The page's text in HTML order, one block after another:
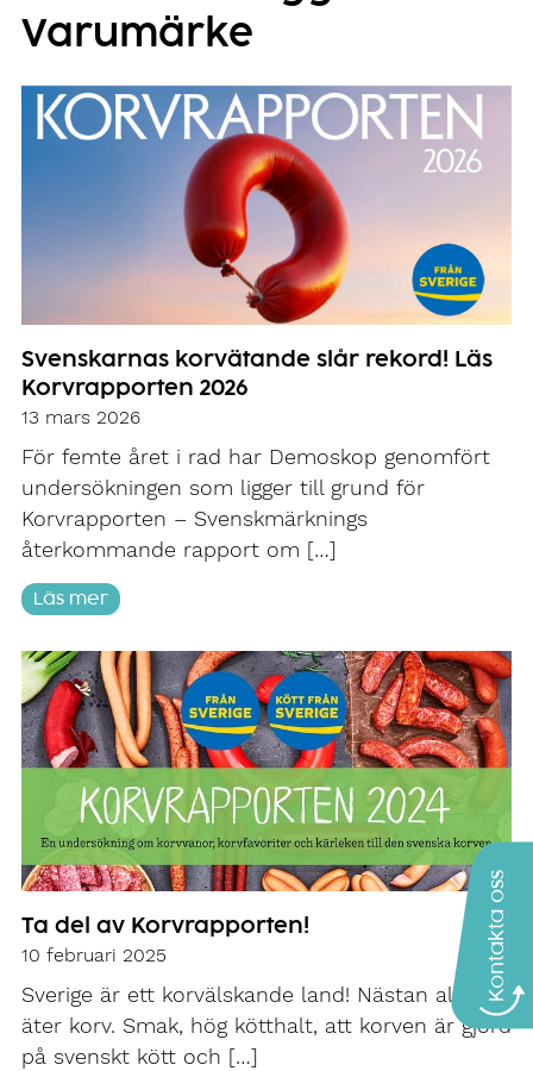
Kontakta oss
Varumärke
Svenskarnas korvätande slår rekord! Läs
Korvrapporten 2026
13 mars 2026
För femte året i rad har Demoskop genomfört
undersökningen som ligger till grund för
Korvrapporten – Svenskmärknings
återkommande rapport om […]
Läs mer
Ta del av Korvrapporten!
10 februari 2025
Sverige är ett korvälskande land! Nästan alla
äter korv. Smak, hög kötthalt, att korven är gjord
på svenskt kött och […]